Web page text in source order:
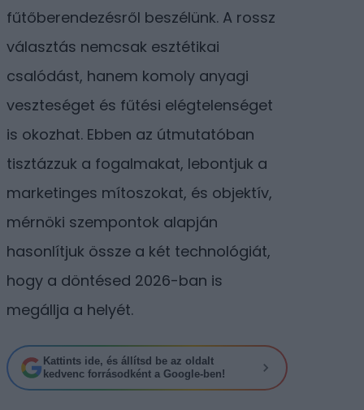
fűtőberendezésről beszélünk. A rossz
választás nemcsak esztétikai
csalódást, hanem komoly anyagi
veszteséget és fűtési elégtelenséget
is okozhat. Ebben az útmutatóban
tisztázzuk a fogalmakat, lebontjuk a
marketinges mítoszokat, és objektív,
mérnöki szempontok alapján
hasonlítjuk össze a két technológiát,
hogy a döntésed 2026-ban is
megállja a helyét.
Kattints ide, és állítsd be az oldalt
kedvenc forrásodként a Google-ben!